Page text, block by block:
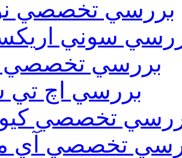
بررسي تخصصي
سوني
بررسي تخصصي
بررسي اچ
تخصصي
تخصصي آي